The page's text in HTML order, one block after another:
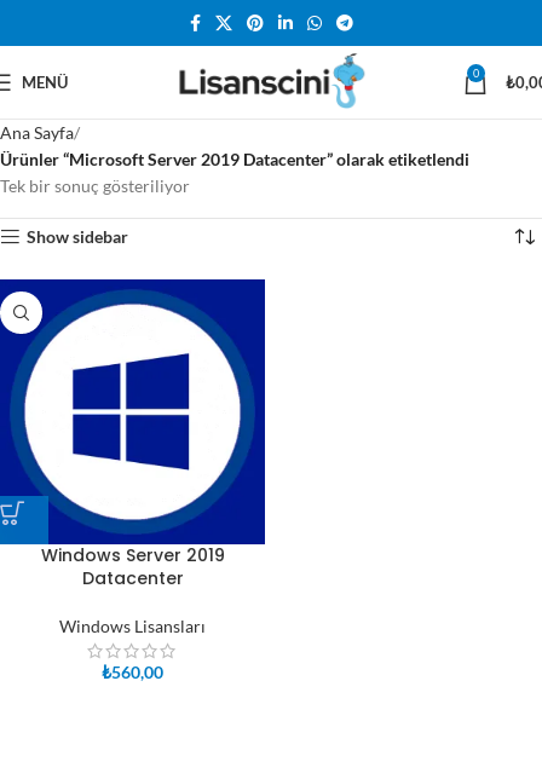
MENÜ 0 ₺
Ana Sayfa
Ürünler “Microsoft Server 2019 Datacenter” olarak etiketlendi
Tek bir sonuç gösteriliyor
Show sidebar
Windows Server 2019
Datacenter
Windows Lisansları
₺560,00